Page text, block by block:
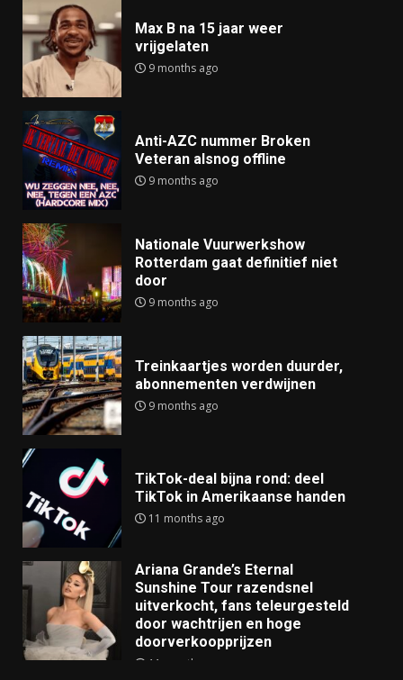
Max B na 15 jaar weer
vrijgelaten
9 months ago
Anti-AZC nummer Broken
Veteran alsnog offline
9 months ago
Nationale Vuurwerkshow
Rotterdam gaat definitief niet
door
9 months ago
Treinkaartjes worden duurder,
abonnementen verdwijnen
9 months ago
TikTok-deal bijna rond: deel
TikTok in Amerikaanse handen
11 months ago
Ariana Grande’s Eternal
Sunshine Tour razendsnel
uitverkocht, fans teleurgesteld
door wachtrijen en hoge
doorverkoopprijzen
11 months ago